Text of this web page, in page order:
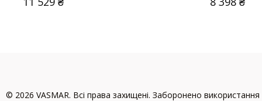
© 2026 VASMAR. Всі права захищені. Заборонено використання